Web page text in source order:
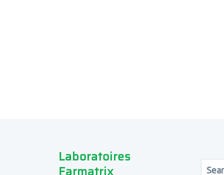
Laboratoires